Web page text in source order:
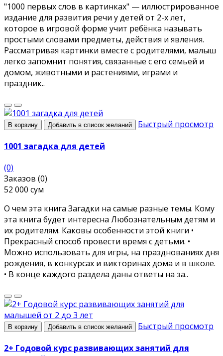
"1000 первых слов в картинках" — иллюстрированное
издание для развития речи у детей от 2-х лет,
которое в игровой форме учит ребёнка называть
простыми словами предметы, действия и явления.
Рассматривая картинки вместе с родителями, малыш
легко запомнит понятия, связанные с его семьей и
домом, животными и растениями, играми и
праздник..
В корзину Добавить в список желаний Быстрый просмотр
1001 загадка для детей
(0)
Заказов (0)
52 000 сум
О чем эта книга Загадки на самые разные темы. Кому
эта книга будет интересна Любознательным детям и
их родителям. Каковы особенности этой книги •
Прекрасный способ провести время с детьми. •
Можно использовать для игры, на празднованиях дня
рождения, в конкурсах и викторинах дома и в школе.
• В конце каждого раздела даны ответы на за..
В корзину Добавить в список желаний Быстрый просмотр
2+ Годовой курс развивающих занятий для